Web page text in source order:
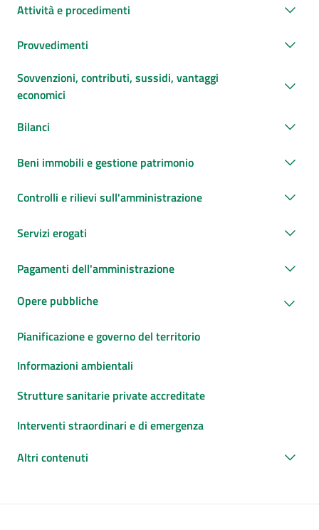
Attività e procedimenti
Provvedimenti
Sovvenzioni, contributi, sussidi, vantaggi
economici
Bilanci
Beni immobili e gestione patrimonio
Controlli e rilievi sull'amministrazione
Servizi erogati
Pagamenti dell'amministrazione
Opere pubbliche
Pianificazione e governo del territorio
Informazioni ambientali
Strutture sanitarie private accreditate
Interventi straordinari e di emergenza
Altri contenuti